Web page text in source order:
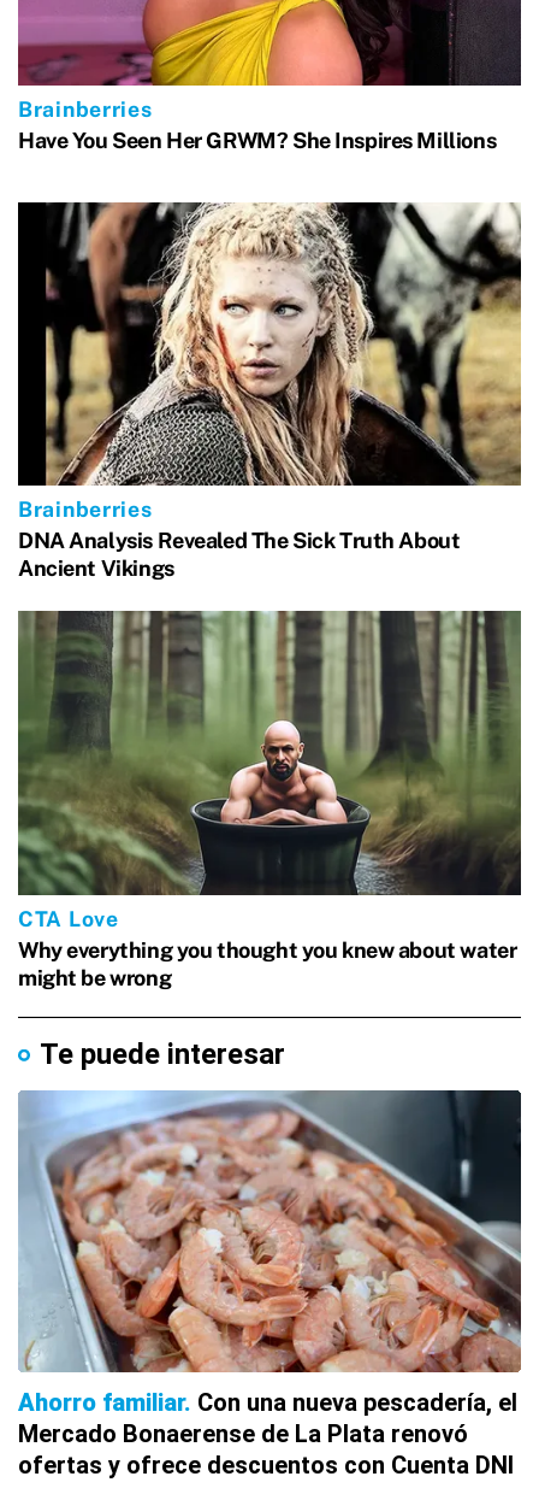
Te puede interesar
Ahorro familiar Con una nueva pescadería, el
Mercado Bonaerense de La Plata renovó
ofertas y ofrece descuentos con Cuenta DNI